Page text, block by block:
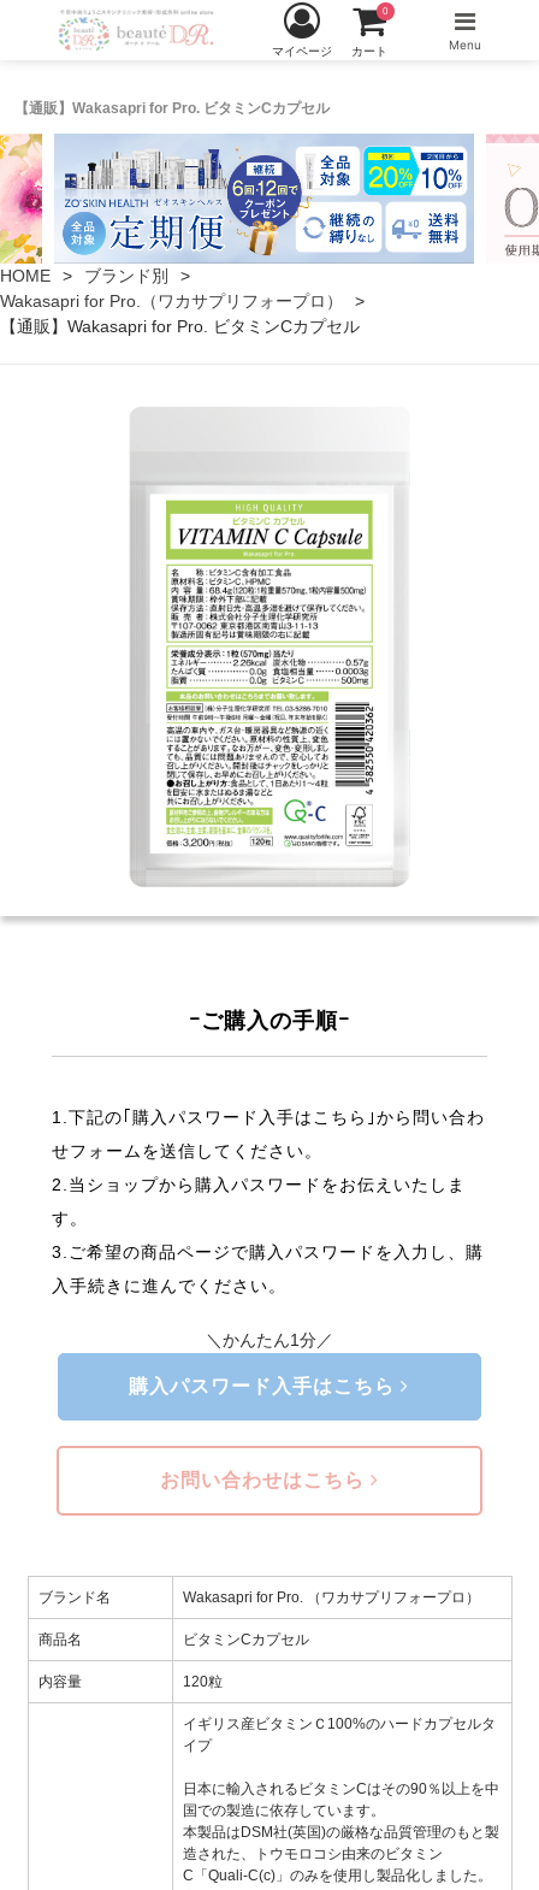
【通販】Wakasapri for Pro. ビタミンCカプセル
マイページ カート
0
Menu
HOME
ブランド別
Wakasapri for Pro.（ワカサプリフォープロ）
【通販】Wakasapri for Pro. ビタミンCカプセル
ｰご購入の手順ｰ
1.下記の｢購入パスワード入手はこちら｣から問い合わ
せフォームを送信してください。
2.当ショップから購入パスワードをお伝えいたしま
す。
3.ご希望の商品ページで購入パスワードを入力し、購
入手続きに進んでください。
＼かんたん1分／
購入パスワード入手はこちら
お問い合わせはこちら
ブランド名 Wakasapri for Pro. （ワカサプリフォープロ）
商品名 ビタミンCカプセル
内容量 120粒
イギリス産ビタミンＣ100%のハードカプセルタ
イプ
日本に輸入されるビタミンCはその90％以上を中
国での製造に依存しています。
本製品はDSM社(英国)の厳格な品質管理のもと製
造された、トウモロコシ由来のビタミン
C「Quali-C(c)」のみを使用し製品化しました。